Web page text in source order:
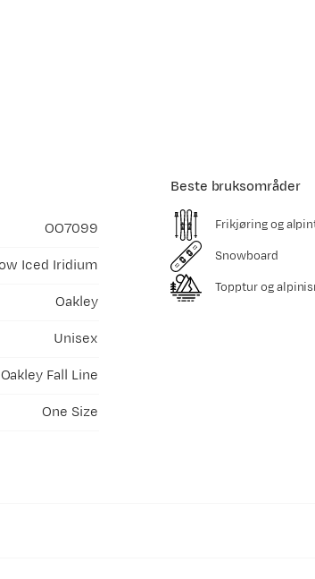
OO7099
Iced Iridium
Oakley
Unisex
Oakley Fall Line
One Size
Beste bruksområder
Frikjøring og
Snowboard
Topptur og